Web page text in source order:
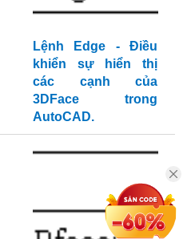
Lệnh Edge - Điều
khiển sự hiển thị
các cạnh của
3DFace trong
AutoCAD.